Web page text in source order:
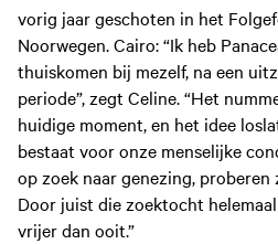
vorig jaar geschoten in het
Noorwegen. Cairo: “Ik heb
thuiskomen bij mezelf, na een
periode”, zegt Celine. “Het
huidige moment, en het idee
bestaat voor onze menselijke
op zoek naar genezing,
Door juist die zoektocht
vrijer dan ooit.”